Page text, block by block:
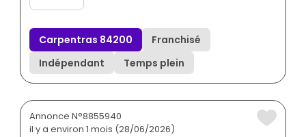
Carpentras 84200
Franchisé
Indépendant
Temps plein
Annonce N°8855940
il y a environ 1 mois (28/06/2026)